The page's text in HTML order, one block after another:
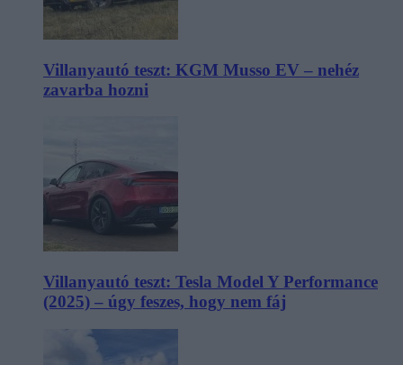
Villanyautó teszt: KGM Musso EV – nehéz
zavarba hozni
Villanyautó teszt: Tesla Model Y Performance
(2025) – úgy feszes, hogy nem fáj